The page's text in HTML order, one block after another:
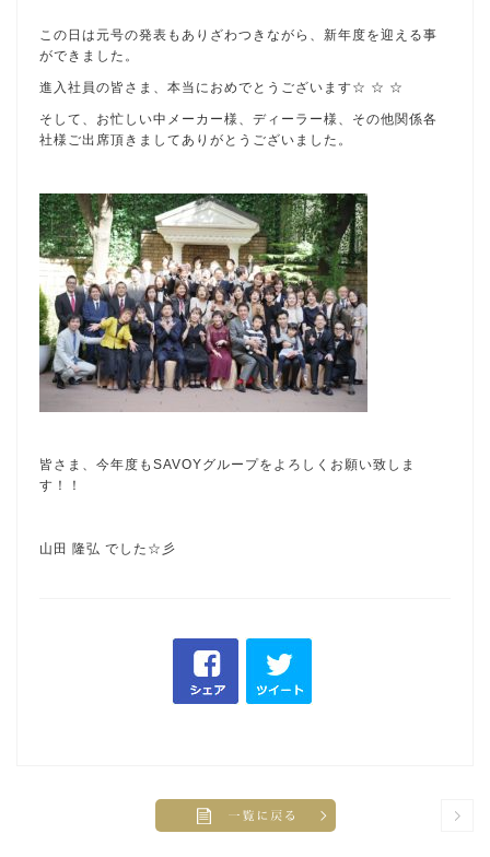
この日は元号の発表もありざわつきながら、新年度を迎える事
ができました。
進入社員の皆さま、本当におめでとうございます☆ ☆ ☆
そして、お忙しい中メーカー様、ディーラー様、その他関係各
社様ご出席頂きましてありがとうございました。
皆さま、今年度もSAVOYグループをよろしくお願い致しま
す！！
山田 隆弘 でした☆彡